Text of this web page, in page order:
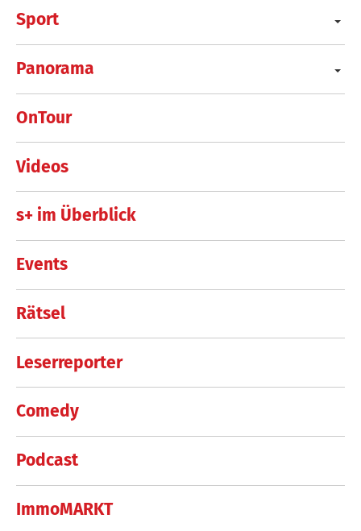
Sport
Panorama
OnTour
Videos
s+ im Überblick
Events
Rätsel
Leserreporter
Comedy
Podcast
ImmoMARKT